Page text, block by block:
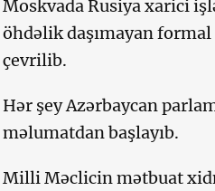
Moskvada Rusiya xarici
öhdəlik daşımayan
çevrilib.
Hər şey Azərbaycan
məlumatdan başlayıb.
Milli Məclicin mətbuat